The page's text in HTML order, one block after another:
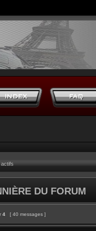
DU FORUM
4 [ 40 messages ]